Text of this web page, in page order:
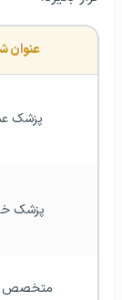
عنوان
پزشک
پزشک